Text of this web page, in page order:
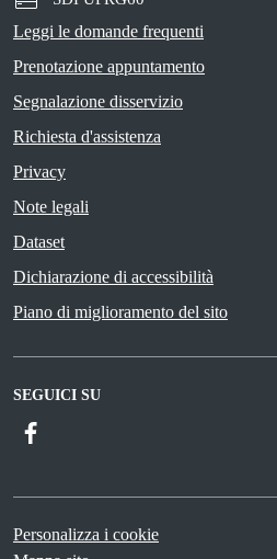
Leggi le domande frequenti
Prenotazione appuntamento
Segnalazione disservizio
Richiesta d'assistenza
Privacy
Note legali
Dataset
Dichiarazione di accessibilità
Piano di miglioramento del sito
SEGUICI SU
Personalizza i cookie